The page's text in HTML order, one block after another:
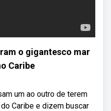
o gigantesco mar
Caribe
um ao outro de terem
Caribe e dizem buscar